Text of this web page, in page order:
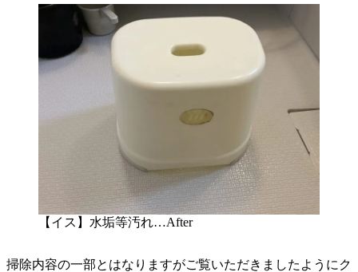
【イス】水垢等汚れ…After
掃除内容の一部とはなりますがご覧いただきましたようにク